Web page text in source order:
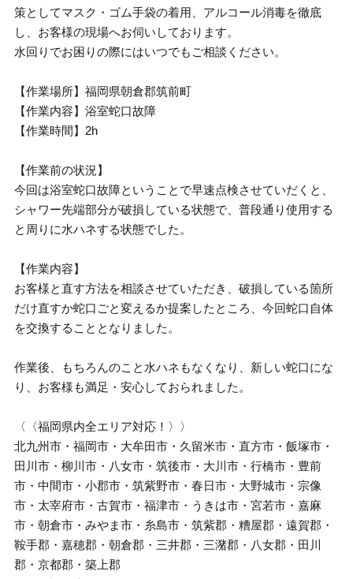
策としてマスク・ゴム手袋の着用、アルコール消毒を徹底
し、お客様の現場へお伺いしております。
水回りでお困りの際にはいつでもご相談ください。
【作業場所】福岡県朝倉郡筑前町
【作業内容】浴室蛇口故障
【作業時間】2h
【作業前の状況】
今回は浴室蛇口故障ということで早速点検させていだくと、
シャワー先端部分が破損している状態で、普段通り使用する
と周りに水ハネする状態でした。
【作業内容】
お客様と直す方法を相談させていただき、破損している箇所
だけ直すか蛇口ごと変えるか提案したところ、今回蛇口自体
を交換することとなりました。
作業後、もちろんのこと水ハネもなくなり、新しい蛇口にな
り、お客様も満足・安心しておられました。
〈〈福岡県内全エリア対応！〉〉
北九州市・福岡市・大牟田市・久留米市・直方市・飯塚市・
田川市・柳川市・八女市・筑後市・大川市・行橋市・豊前
市・中間市・小郡市・筑紫野市・春日市・大野城市・宗像
市・太宰府市・古賀市・福津市・うきは市・宮若市・嘉麻
市・朝倉市・みやま市・糸島市・筑紫郡・糟屋郡・遠賀郡・
鞍手郡・嘉穂郡・朝倉郡・三井郡・三潴郡・八女郡・田川
郡・京都郡・築上郡